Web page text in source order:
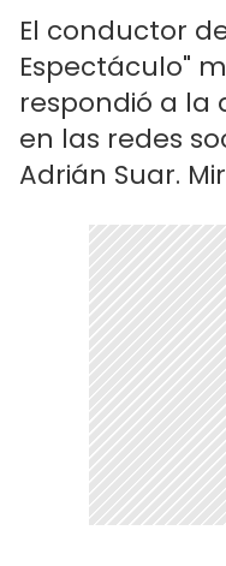
El conductor
Espectáculo"
respondió a la
en las redes
Adrián Suar.